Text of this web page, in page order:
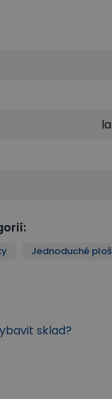
:
Jednoduché
sklad?